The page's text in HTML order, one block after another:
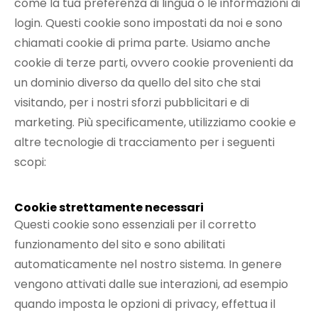
login. Questi cookie sono impostati da noi e sono
chiamati cookie di prima parte. Usiamo anche
cookie di terze parti, ovvero cookie provenienti da
un dominio diverso da quello del sito che stai
visitando, per i nostri sforzi pubblicitari e di
marketing. Più specificamente, utilizziamo cookie e
altre tecnologie di tracciamento per i seguenti
scopi:
Cookie strettamente necessari
Questi cookie sono essenziali per il corretto
funzionamento del sito e sono abilitati
automaticamente nel nostro sistema. In genere
vengono attivati dalle sue interazioni, ad esempio
quando imposta le opzioni di privacy, effettua il